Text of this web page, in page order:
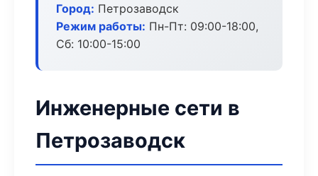
Город: Петрозаводск
Режим работы: Пн-Пт: 09:00-18:00,
Сб: 10:00-15:00
Инженерные сети в
Петрозаводск